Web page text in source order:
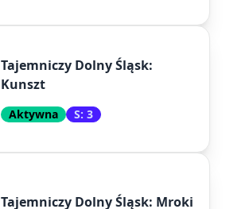
Tajemniczy Dolny Śląsk:
Kunszt
Aktywna S: 3
Tajemniczy Dolny Śląsk: Mroki